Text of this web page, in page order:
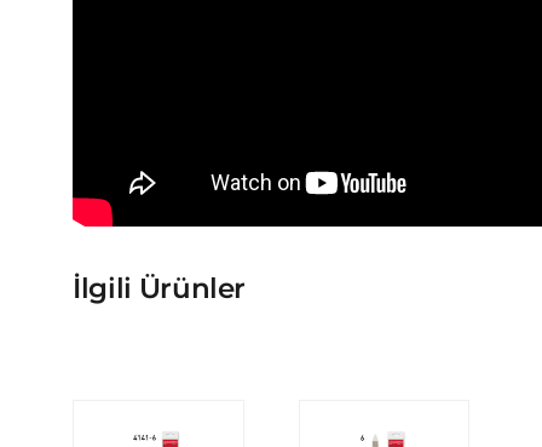
İlgili Ürünler